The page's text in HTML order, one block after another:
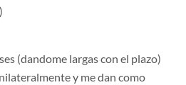
(dandome largas con el plazo)
y me dan como